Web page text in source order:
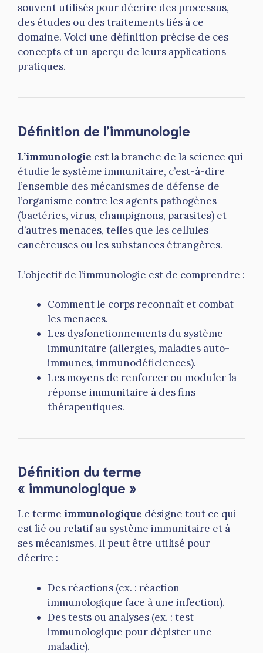
souvent utilisés pour décrire des processus,
des études ou des traitements liés à ce
domaine. Voici une définition précise de ces
concepts et un aperçu de leurs applications
pratiques.
Définition de l’immunologie
L’immunologie est la branche de la science qui
étudie le système immunitaire, c’est-à-dire
l’ensemble des mécanismes de défense de
l’organisme contre les agents pathogènes
(bactéries, virus, champignons, parasites) et
d’autres menaces, telles que les cellules
cancéreuses ou les substances étrangères.
L’objectif de l’immunologie est de comprendre :
Comment le corps reconnaît et combat
les menaces.
Les dysfonctionnements du système
immunitaire (allergies, maladies auto-
immunes, immunodéficiences).
Les moyens de renforcer ou moduler la
réponse immunitaire à des fins
thérapeutiques.
Définition du terme
« immunologique »
Le terme immunologique désigne tout ce qui
est lié ou relatif au système immunitaire et à
ses mécanismes. Il peut être utilisé pour
décrire :
Des réactions (ex. : réaction
immunologique face à une infection).
Des tests ou analyses (ex. : test
immunologique pour dépister une
maladie).